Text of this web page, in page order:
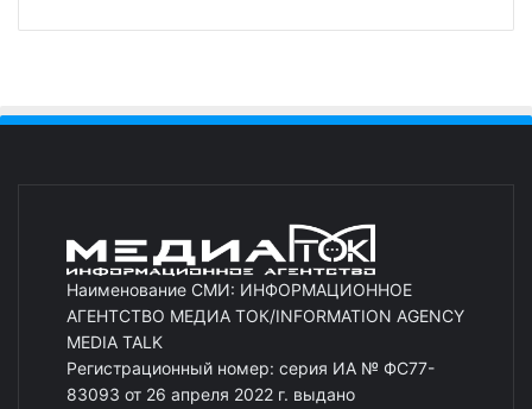
Наименование СМИ: ИНФОРМАЦИОННОЕ
АГЕНТСТВО МЕДИА ТОК/INFORMATION AGENCY
MEDIA TALK
Регистрационный номер: серия ИА № ФС77-
83093 от 26 апреля 2022 г. выдано